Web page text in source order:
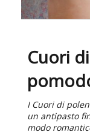
Cuori
I Cuori di
un antipasto
modo